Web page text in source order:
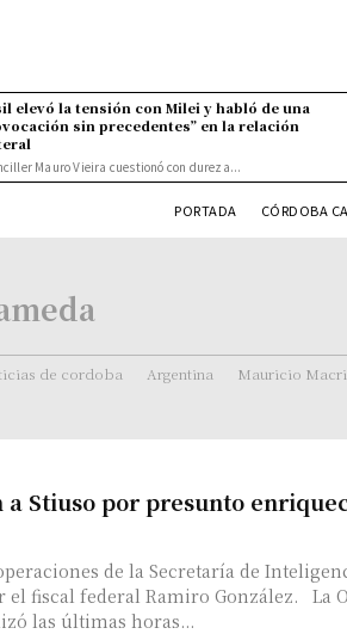
elevó la tensión con Milei y habló de una
sin precedentes” en la relación
Mauro Vieira cuestionó con dureza...
PORTADA CÓRDOBA
de cordoba Argentina Mauricio Macri
a Stiuso por presunto
de la Secretaría de
el fiscal federal Ramiro González. La
las últimas horas...